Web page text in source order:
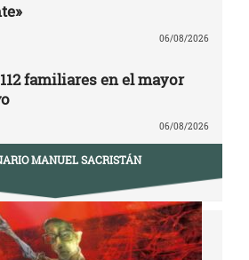
06/08/2026
familiares en el mayor
06/08/2026
MANUEL SACRISTÁN